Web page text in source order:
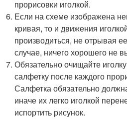
прорисовки иголкой.
Если на схеме изображена
кривая, то и движения
производиться, не отрывая
случае, ничего хорошего не
Обязательно очищайте
салфетку после каждого
Салфетка обязательно
иначе их легко иголкой
испортить рисунок.